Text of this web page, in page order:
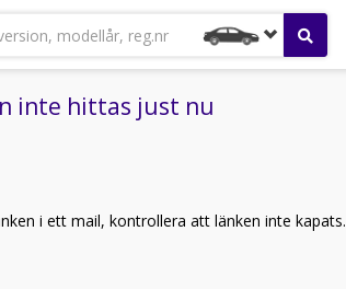
modellår, reg.nr
inte hittas just nu
i ett mail, kontrollera att länken inte kapats.